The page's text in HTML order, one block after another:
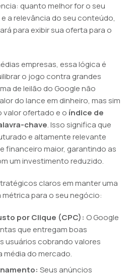
quanto melhor for o seu
a relevância do seu conteúdo,
para exibir sua oferta para o
empresas, essa lógica é
o jogo contra grandes
de leilão do Google não
do lance em dinheiro, mas sim
valor ofertado e o índice de
chave. Isso significa que
e altamente relevante
financeiro maior, garantindo as
um investimento reduzido.
claros em manter uma
para o seu negócio:
por Clique (CPC): O Google
que entregam boas
usuários cobrando valores
média do mercado.
Seus anúncios